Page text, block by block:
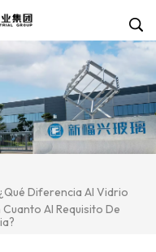
¿Qué Diferencia Al Vidrio
Al Requisito De